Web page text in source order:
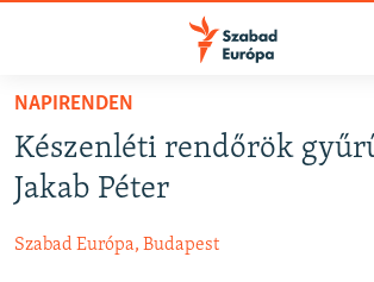
Akadálymentes
Ugrás
fő
oldalra
NAPIRENDEN
AKTUÁLIS
VIDEÓK
NAPIRENDEN
Készenléti rendőrök
Jakab Péter
Szabad Európa, Budapest